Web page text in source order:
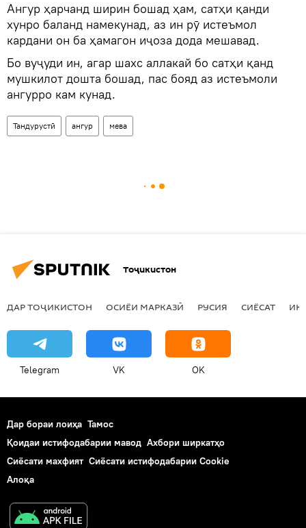
Ангур ҳарчанд ширин бошад ҳам, сатҳи қанди
хунро баланд намекунад, аз ин рӯ истеъмол
кардани он ба ҳамагон иҷоза дода мешавад.
Бо вуҷуди ин, агар шахс аллакай бо сатҳи қанд
мушкилот дошта бошад, пас бояд аз истеъмоли
ангурро кам кунад.
Тандурустӣ ангур мева
Тоҷикистон
ДАР ТОҶИКИСТОН ОСИЁИ МАРКАЗӢ РУСИЯ СИЁСАТ
Telegram VK OK
Дар бораи лоиҳа Тамос
Қоидаи истифодабарии мавод Ахбори ширкатҳо
Сиёсати махфият Сиёсати истифодабарии Cookie
Алоқа